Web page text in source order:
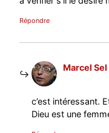
Répondre
Marcel Sel
c’est intéressant.
Dieu est une